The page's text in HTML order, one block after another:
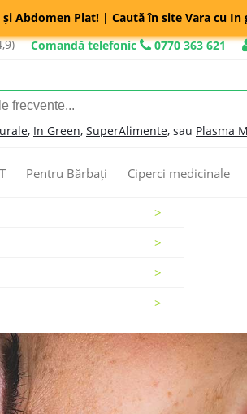
Abdomen Plat! | Caută în site Vara cu In
Comandă telefonic 0770 363 621
, In Green, SuperAlimente, sau Plasma
Pentru Bărbați Ciperci medicinale